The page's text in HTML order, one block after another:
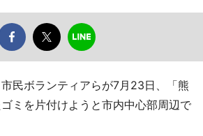
民ボランティアらが7月23日、「熊
ミを片付けようと市内中心部周辺で